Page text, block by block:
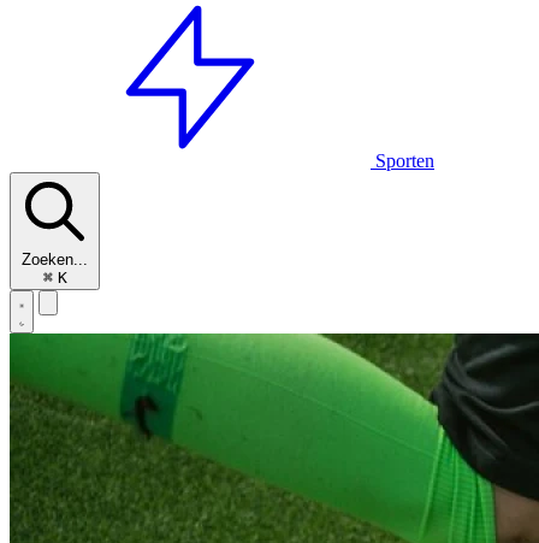
Sporten
Zoeken...
⌘ K